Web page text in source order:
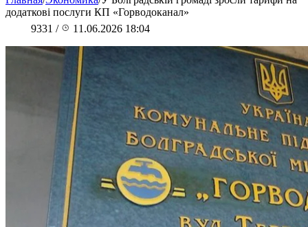
додаткові послуги КП «Горводоканал»
9331 / 11.06.2026 18:04